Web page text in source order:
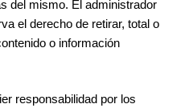
del mismo. El administrador
el derecho de retirar, total o
o información
responsabilidad por los